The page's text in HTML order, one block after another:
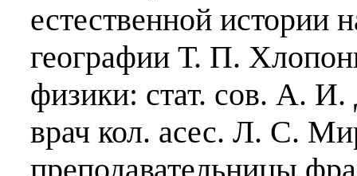
естественной
географии Т. П.
физики: стат. сов. А. И.
врач кол. асес. Л. С.